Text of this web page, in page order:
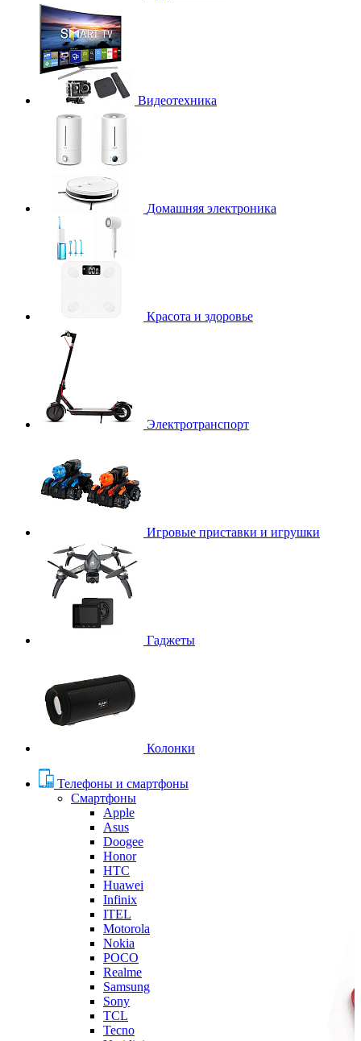
Видеотехника
Домашняя электроника
Красота и здоровье
Электротранспорт
Игровые приставки и игрушки
Гаджеты
Колонки
Телефоны и смартфоны
Смартфоны
Apple
Asus
Doogee
Honor
HTC
Huawei
Infinix
ITEL
Motorola
Nokia
POCO
Realme
Samsung
Sony
TCL
Tecno